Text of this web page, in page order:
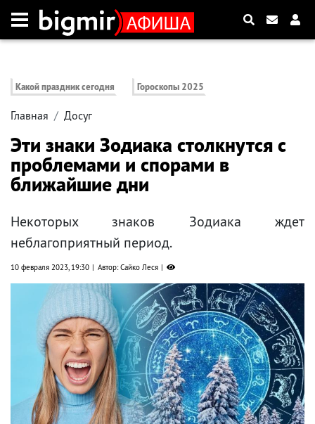
Какой праздник сегодня Гороскопы 2025
Главная Досуг
Эти знаки Зодиака столкнутся с
проблемами и спорами в
ближайшие дни
Некоторых знаков Зодиака ждет
неблагоприятный период.
10 февраля 2023, 19:30 Автор: Сайко Леся